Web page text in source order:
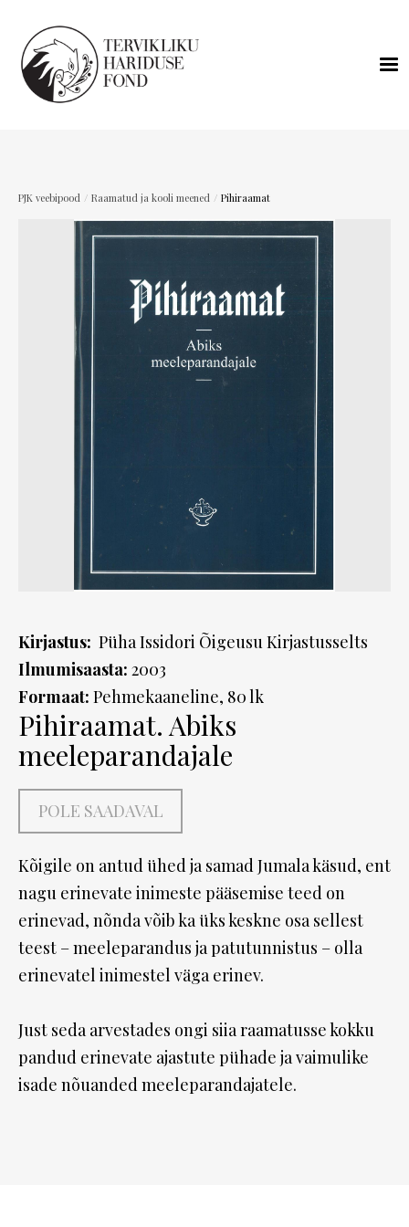
PJK veebipood / Raamatud ja kooli meened / Pihiraamat
Kirjastus: Püha Issidori Õigeusu Kirjastusselts
Ilmumisaasta: 2003
Formaat: Pehmekaaneline, 80 lk
Pihiraamat. Abiks
meeleparandajale
POLE SAADAVAL
Kõigile on antud ühed ja samad Jumala käsud, ent
nagu erinevate inimeste pääsemise teed on
erinevad, nõnda võib ka üks keskne osa sellest
teest – meeleparandus ja patutunnistus – olla
erinevatel inimestel väga erinev.
Just seda arvestades ongi siia raamatusse kokku
pandud erinevate ajastute pühade ja vaimulike
isade nõuanded meeleparandajatele.